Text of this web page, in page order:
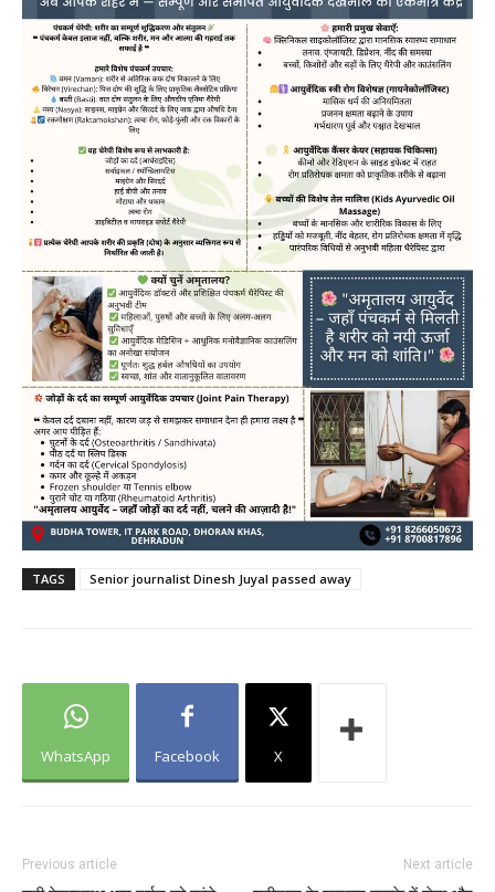
TAGS Senior journalist Dinesh Juyal passed away
WhatsApp Facebook X
Previous article Next article